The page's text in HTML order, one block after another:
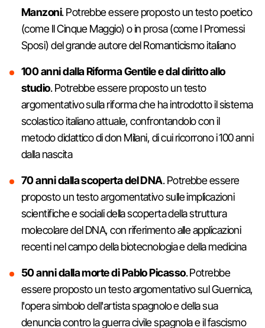
Manzoni. Potrebbe essere proposto un testo poetico
(come Il Cinque Maggio) o in prosa (come I Promessi
Sposi) del grande autore del Romanticismo italiano
100 anni dalla Riforma Gentile e dal diritto allo
studio. Potrebbe essere proposto un testo
argomentativo sulla riforma che ha introdotto il sistema
scolastico italiano attuale, confrontandolo con il
metodo didattico di don Milani, di cui ricorrono i 100 anni
dalla nascita
70 anni dalla scoperta del DNA. Potrebbe essere
proposto un testo argomentativo sulle implicazioni
scientifiche e sociali della scoperta della struttura
molecolare del DNA, con riferimento alle applicazioni
recenti nel campo della biotecnologia e della medicina
50 anni dalla morte di Pablo Picasso. Potrebbe
essere proposto un testo argomentativo sul Guernica,
l'opera simbolo dell'artista spagnolo e della sua
denuncia contro la guerra civile spagnola e il fascismo